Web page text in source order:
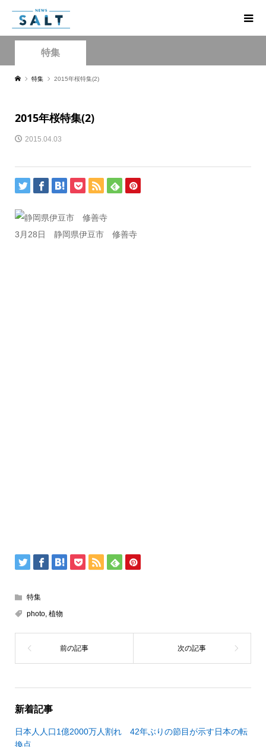
特集
特集 2015年桜特集(2)
2015年桜特集(2)
2015.04.03
3月28日 静岡県伊豆市 修善寺
特集
photo, 植物
新着記事
日本人人口1億2000万人割れ 42年ぶりの節目が示す日本の転
換点